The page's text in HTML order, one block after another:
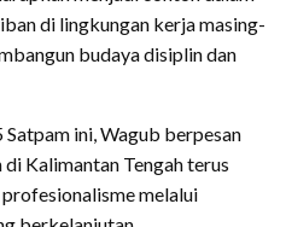
di lingkungan kerja masing-
budaya disiplin dan
ini, Wagub berpesan
Kalimantan Tengah terus
melalui